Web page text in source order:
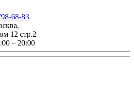
68-83
,
12 стр.2
– 20:00